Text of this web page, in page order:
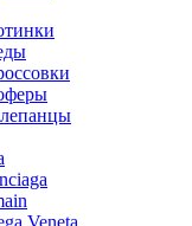
Veneta